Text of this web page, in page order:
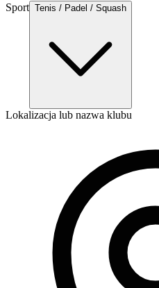
Sport Tenis / Padel / Squash
Lokalizacja lub nazwa klubu